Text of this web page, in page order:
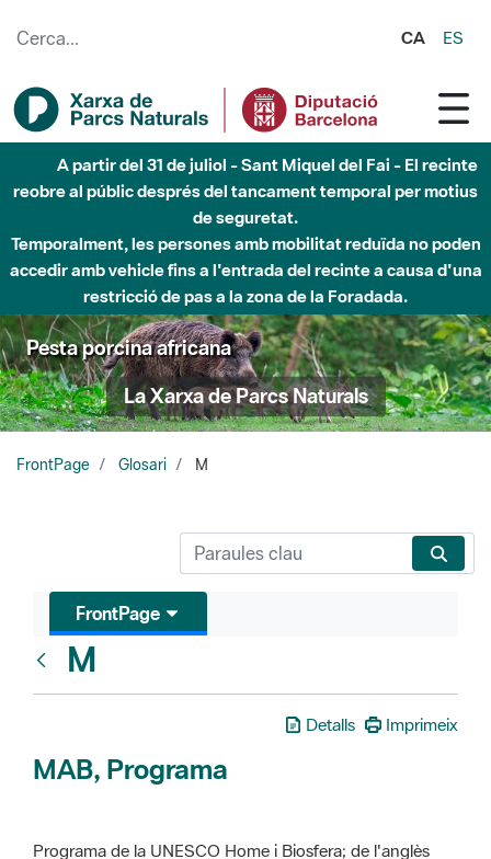
CA ES
A partir del 31 de juliol - Sant Miquel del Fai - El recinte
reobre al públic després del tancament temporal per motius
de seguretat.
Temporalment, les persones amb mobilitat reduïda no poden
accedir amb vehicle fins a l'entrada del recinte a causa d'una
restricció de pas a la zona de la Foradada.
Pesta porcina africana
La Xarxa de Parcs Naturals
FrontPage Glosari M
FrontPage
M
Detalls Imprimeix
MAB, Programa
Programa de la UNESCO Home i Biosfera; de l'anglès